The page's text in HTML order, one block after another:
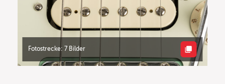
Fotostrecke: 7 Bilder